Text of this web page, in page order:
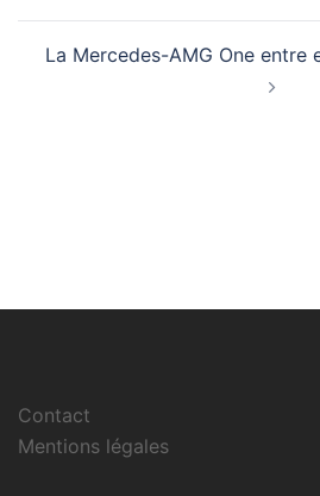
La Mercedes-AMG One entre
Contact
Mentions légales